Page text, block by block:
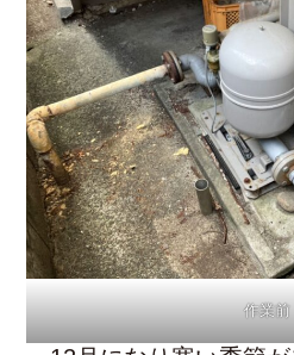
作業前